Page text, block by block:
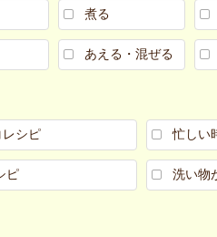
煮る
あえる・混ぜる
シピ 忙しい
ピ 洗い物